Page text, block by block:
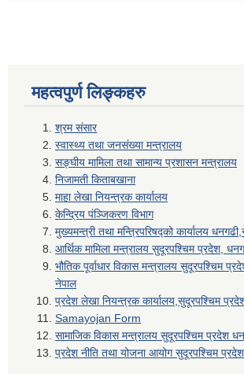
महत्वपुर्ण लिङ्कहरु
श्रम संसार
स्वास्थ्य तथा जनसंख्या मन्त्रालय
सङ्घीय मामिला तथा सामान्य प्रशासन मन्त्रालय
निजामती किताबखाना
माहा लेखा नियन्त्रक कार्यालय
केन्द्रिय पंञ्जिकरण विभाग
मुख्यमन्त्री तथा मन्त्रिपरिषद्को कार्यालय
आर्थिक मामिला मन्त्रालय सुदूरपश्चिम प्रदेश,
भौतिक पूर्वाधार विकास मन्त्रालय सुदूरपश्चिम
नेपाल
प्रदेश लेखा नियन्त्रक कार्यालय,सुदूरपश्चिम
Samayojan Form
सामाजिक विकास मन्त्रालय सुदूरपश्चिम प्रदेश
प्रदेश नीति तथा योजना आयोग सुदूरपश्चिम